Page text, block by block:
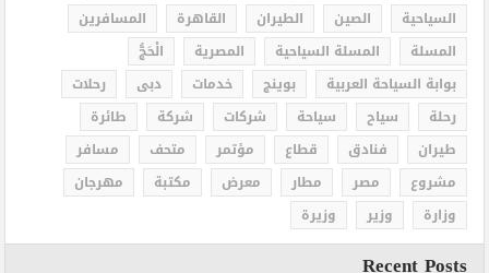
السياحية
الصين الطيران القاهرة
المسافرين
المسلة
المسلة السياحية المصرية
الْحَجُّ
بوابة السياحة العربية
بوينج خدمات دبى
رحلات
رحلة
سياح سياحة شركات شركة
طائرة
طيران
فنادق قطاع مؤتمر متحف
مسافر
مشروع
مصر مطار معرض مكتبة
مهرجان
وزارة
وزير وزيرة
Recent Posts